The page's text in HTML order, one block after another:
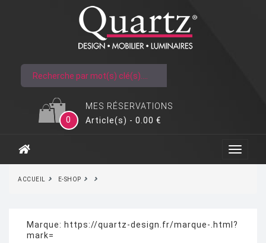
MES RÉSERVATIONS
0
Article(s) - 0.00 €
ACCUEIL E-SHOP
Marque: https://quartz-design.fr/marque-.html?
mark=